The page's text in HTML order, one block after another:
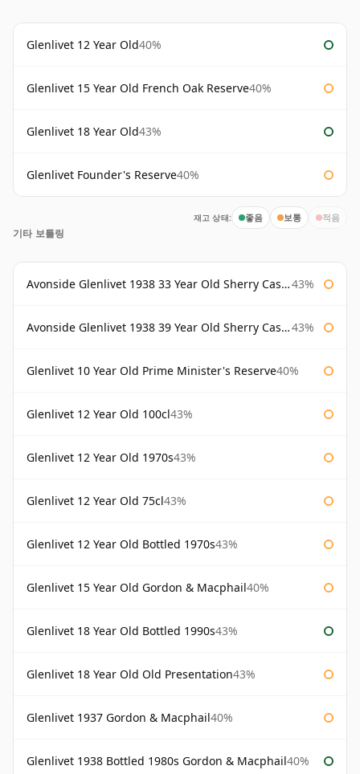
Glenlivet 12 Year Old40%
Glenlivet 15 Year Old French Oak Reserve40%
Glenlivet 18 Year Old43%
Glenlivet Founder's Reserve40%
재고 상태: 좋음 보통 적음
기타 보틀링
Avonside Glenlivet 1938 33 Year Old Sherry Cask Gordon & Macphail 43%
Avonside Glenlivet 1938 39 Year Old Sherry Cask Gordon & Macphail 43%
Glenlivet 10 Year Old Prime Minister's Reserve40%
Glenlivet 12 Year Old 100cl43%
Glenlivet 12 Year Old 1970s43%
Glenlivet 12 Year Old 75cl43%
Glenlivet 12 Year Old Bottled 1970s43%
Glenlivet 15 Year Old Gordon & Macphail40%
Glenlivet 18 Year Old Bottled 1990s43%
Glenlivet 18 Year Old Old Presentation43%
Glenlivet 1937 Gordon & Macphail40%
Glenlivet 1938 Bottled 1980s Gordon & Macphail40%